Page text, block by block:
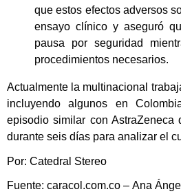
que estos efectos adversos
ensayo clínico y aseguró
pausa por seguridad
procedimientos necesarios.
Actualmente la multinacional
incluyendo algunos en
episodio similar con AstraZeneca
durante seis días para analizar el
Por: Catedral Stereo
Fuente: caracol.com.co – Ana Ángel